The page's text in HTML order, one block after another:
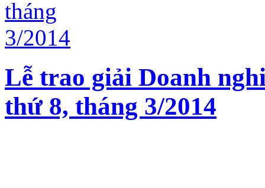
Lễ trao giải Doanh
thứ 8, tháng 3/2014